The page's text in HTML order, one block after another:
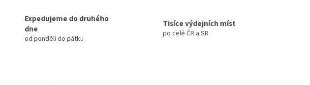
Expedujeme do druhého
dne
od pondělí do pátku
Tisíce výdejních míst
po celé ČR a SR